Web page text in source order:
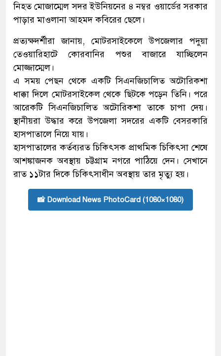
নিহত মোজাম্মেল সদর ইউনিয়নের ৪ নম্বর ওয়ার্ডের সরকার
পাড়ার মাওলানা আহমদ কবিরের ছেলে।
প্রত্যক্ষদর্শীরা জানায়, মোটরসাইকেলে উপজেলার পদুয়া
তেওয়ারিহাটে কোরবানির পশুর বাজারে যাচ্ছিলেন
মোজ্জাম্মেল।
এ সময় পেছন থেকে একটি সিএনজিচালিত অটোরিকশা
ধাক্কা দিলে মোটরসাইকেল থেকে ছিটকে পড়েন তিনি। পরে
আরেকটি সিএনজিচালিত অটোরিকশা তাকে চাপা দেয়।
স্থানীয়রা উদ্ধার করে উপজেলা সদরের একটি বেসরকারি
হাসপাতালে নিয়ে যায়।
হাসপাতালের কর্তব্যরত চিকিৎসক প্রাথমিক চিকিৎসা শেষে
আশঙ্কাজনক অবস্থায় চট্টগ্রাম নগরে পাঠিয়ে দেন। সেখানে
রাত ১১টার দিকে চিকিৎসাধীন অবস্থায় তার মৃত্যু হয়।
📸 Download News PhotoCard (1080×1080)